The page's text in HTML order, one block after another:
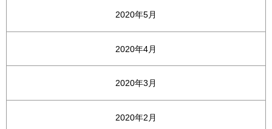
2020年5月
2020年4月
2020年3月
2020年2月